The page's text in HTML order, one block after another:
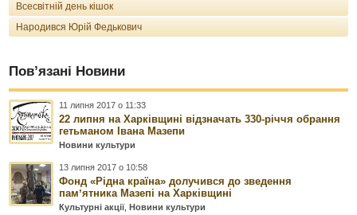
Всесвітній день кішок
Народився Юрій Федькович
Пов’язані Новини
11 липня 2017 о 11:33
22 липня на Харківщині відзначать 330-річчя обрання
гетьманом Івана Мазепи
Новини культури
13 липня 2017 о 10:58
Фонд «Рідна країна» долучився до зведення
памʼятника Мазепі на Харківщині
Культурні акції,Новини культури